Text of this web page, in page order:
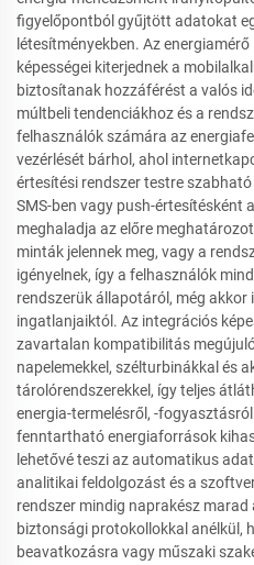
figyelőpontból gyűjtött adatokat
létesítményekben. Az
képességei kiterjednek a
biztosítanak hozzáférést a valós
múltbeli tendenciákhoz és a
felhasználók számára az
vezérlését bárhol, ahol
értesítési rendszer testre
SMS-ben vagy push-értesítésként
meghaladja az előre
minták jelennek meg, vagy a
igényelnek, így a felhasználók
rendszerük állapotáról, még akkor
ingatlanjaiktól. Az integrációs
zavartalan kompatibilitás
napelemekkel, szélturbinákkal és
tárolórendszerekkel, így teljes
energia-termelésről, -
fenntartható energiaforrások
lehetővé teszi az automatikus
analitikai feldolgozást és a
rendszer mindig naprakész
biztonsági protokollokkal anélkül,
beavatkozásra vagy műszaki